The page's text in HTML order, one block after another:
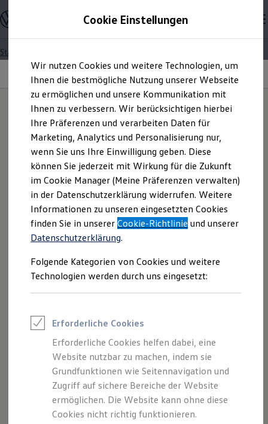
Hauptinhalt
springen
Footer
springen
Modelle und Konfigurator
Konfigurator
Modelle vergleichen
Elektroautos
ENERGY Sondermodelle
Nutzfahrzeuge
SUV und CUV
Familienautos
Kombis
Kompaktwagen
Sportwagen
Schnell verfügbare Fahrzeuge
Angebote und Produkte
Aktuelle Angebote
E-Auto-Förderung
Volkswagen Marktplatz
Die ENERGY Sondermodelle
Junge Gebrauchtwagen und Gebrauchtwagen
Volkswagen Zertifizierte Gebrauchtwagen
Elektromobilität bei Gebrauchtwagen
Saisonangebote
Reifenpakete
Leasing
Leasing-Angebote
Elektroauto Leasing
Kleinwagen-Leasing
Leasing ohne Anzahlung
Finanzierung
Autokredit mit Schlussrate
Versicherungen und Garantien
Kfz-Versicherung
Restschuldversicherungen
Garantien
Startseite
Assistenzsysteme
IQ.DRIVE & IQ.LIGHT
Ganz schön clever:Mit
unseren Assistenzsystemen
sicherer und entspannter ans
Ziel.
oder vorausschauendes Warnen und Bremsen –
mit den intelligenten Fahrerassistenzsystemen
IQ.DRIVE und IQ.LIGHT unterstützt Sie Ihr
Volkswagenunterwegs. Für mehr Sicherheit und
Fahrkomfort.
Welche Assistenzsysteme für Ihr Modell
Parkassistent „Park Assist Plus“
Sucht. Findet.Parkt.
Verbleibende Zeit,
Cookie Einstellungen
Wir nutzen Cookies und weitere Technologien, um
Ihnen die bestmögliche Nutzung unserer Webseite
zu ermöglichen und unsere Kommunikation mit
Ihnen zu verbessern. Wir berücksichtigen hierbei
Ihre Präferenzen und verarbeiten Daten für
Marketing, Analytics und Personalisierung nur,
wenn Sie uns Ihre Einwilligung geben. Diese
können Sie jederzeit mit Wirkung für die Zukunft
im Cookie Manager (Meine Präferenzen verwalten)
in der Datenschutzerklärung widerrufen. Weitere
Informationen zu unseren eingesetzten Cookies
finden Sie in unsererCookie-Richtlinie und unserer
Datenschutzerklärung.
Folgende Kategorien von Cookies und weitere
Technologien werden durch uns eingesetzt:
Erforderliche Cookies
Erforderliche Cookies helfen dabei, eine
Website nutzbar zu machen, indem sie
Grundfunktionen wie Seitennavigation und
Zugriff auf sichere Bereiche der Website
ermöglichen. Die Website kann ohne diese
Cookies nicht richtig funktionieren.